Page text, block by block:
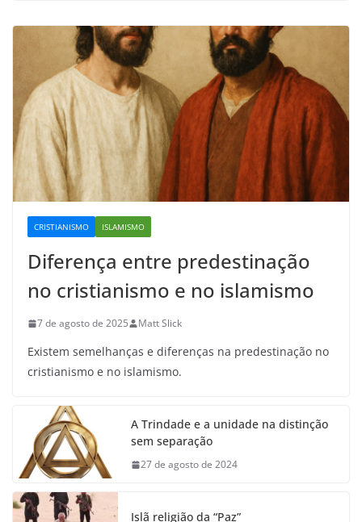
CRISTIANISMO ISLAMISMO
Diferença entre predestinação
no cristianismo e no islamismo
7 de agosto de 2025 Matt Slick
Existem semelhanças e diferenças na predestinação no
cristianismo e no islamismo.
A Trindade e a unidade na distinção
sem separação
27 de agosto de 2024
Islã religião da “Paz”